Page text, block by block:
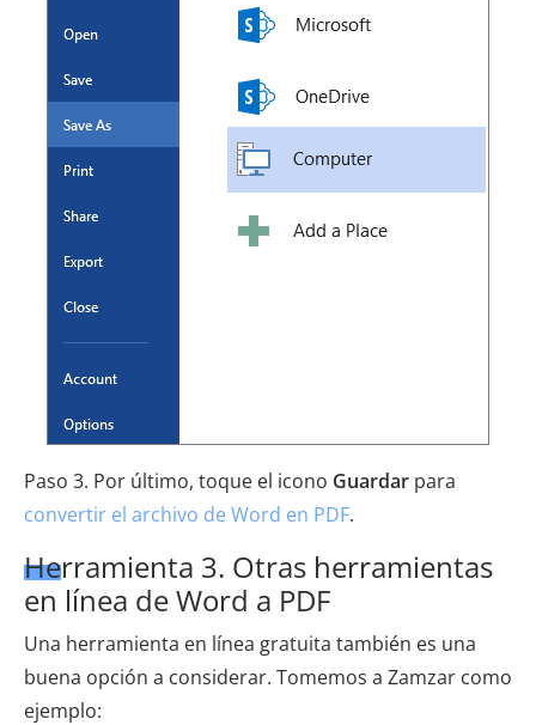
Paso 3. Por último, toque el icono Guardar para
convertir el archivo de Word en PDF.
Herramienta 3. Otras herramientas
en línea de Word a PDF
Una herramienta en línea gratuita también es una
buena opción a considerar. Tomemos a Zamzar como
ejemplo: